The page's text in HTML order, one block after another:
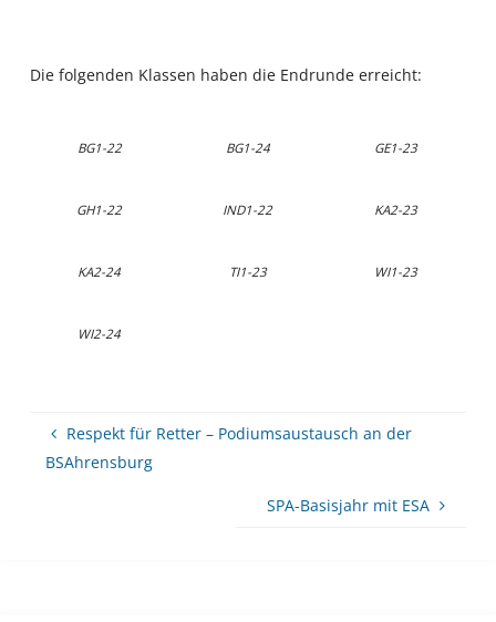
Die folgenden Klassen haben die Endrunde erreicht:
BG1-22 BG1-24 GE1-23
GH1-22 IND1-22 KA2-23
KA2-24 TI1-23 WI1-23
WI2-24
Respekt für Retter – Podiumsaustausch an der
BSAhrensburg
SPA-Basisjahr mit ESA